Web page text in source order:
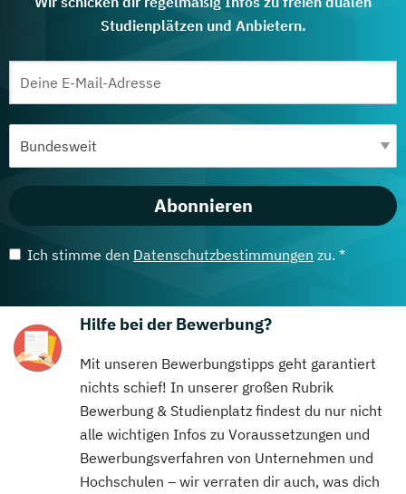
Studienplätzen und Anbietern.
Abonnieren
Ich stimme den Datenschutzbestimmungen zu. *
Hilfe bei der Bewerbung?
Mit unseren Bewerbungstipps geht garantiert
nichts schief! In unserer großen Rubrik
Bewerbung & Studienplatz findest du nur nicht
alle wichtigen Infos zu Voraussetzungen und
Bewerbungsverfahren von Unternehmen und
Hochschulen – wir verraten dir auch, was dich